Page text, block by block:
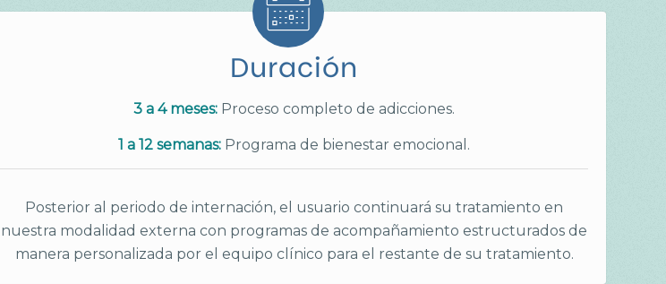
Duración
3 a 4 meses: Proceso completo de adicciones.
1 a 12 semanas: Programa de bienestar emocional.
Posterior al periodo de internación, el usuario continuará su tratamiento en
nuestra modalidad externa con programas de acompañamiento estructurados de
manera personalizada por el equipo clínico para el restante de su tratamiento.